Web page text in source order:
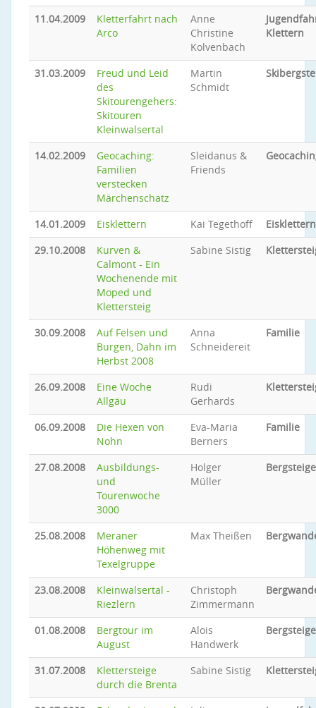
11.04.2009
Kletterfahrt nach
Arco
Anne
Christine
Kolvenbach
Klettern
31.03.2009
Freud und Leid
des
Skitourengehers:
Skitouren
Kleinwalsertal
Martin
Schmidt
14.02.2009
Geocaching:
Familien
verstecken
Märchenschatz
Sleidanus &
Friends
14.01.2009 Eisklettern Kai Tegethoff
Eisklettern
29.10.2008
Kurven &
Calmont - Ein
Wochenende mit
Moped und
Klettersteig
Sabine Sistig
30.09.2008
Auf Felsen und
Burgen, Dahn im
Herbst 2008
Anna
Schneidereit
Familie
26.09.2008
Eine Woche
Allgäu
Rudi
Gerhards
06.09.2008
Die Hexen von
Nohn
Eva-Maria
Berners
Familie
27.08.2008
Ausbildungs-
und
Tourenwoche
3000
Holger
Müller
25.08.2008
Meraner
Höhenweg mit
Texelgruppe
Max Theißen
23.08.2008
Kleinwalsertal -
Riezlern
Christoph
Zimmermann
01.08.2008
Bergtour im
August
Alois
Handwerk
31.07.2008
Klettersteige
durch die Brenta
Sabine Sistig